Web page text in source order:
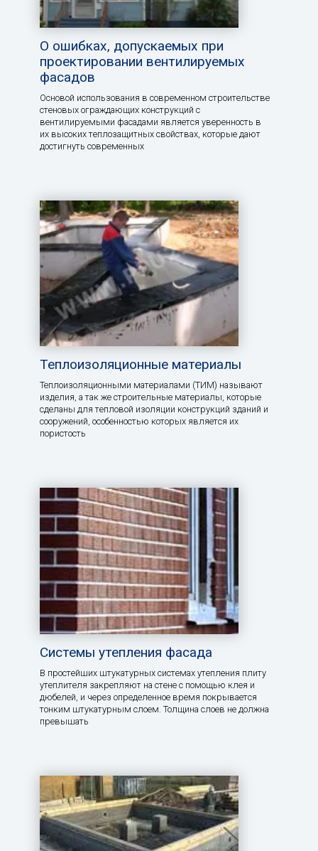
О ошибках, допускаемых при
проектировании вентилируемых
фасадов
Основой использования в современном строительстве
стеновых ограждающих конструкций с
вентилируемыми фасадами является уверенность в
их высоких теплозащитных свойствах, которые дают
достигнуть современных
Теплоизоляционные материалы
Теплоизоляционными материалами (ТИМ) называют
изделия, а так же строительные материалы, которые
сделаны для тепловой изоляции конструкций зданий и
сооружений, особенностью которых является их
пористость
Системы утепления фасада
В простейших штукатурных системах утепления плиту
утеплителя закрепляют на стене с помощью клея и
дюбелей, и через определенное время покрывается
тонким штукатурным слоем. Толщина слоев не должна
превышать